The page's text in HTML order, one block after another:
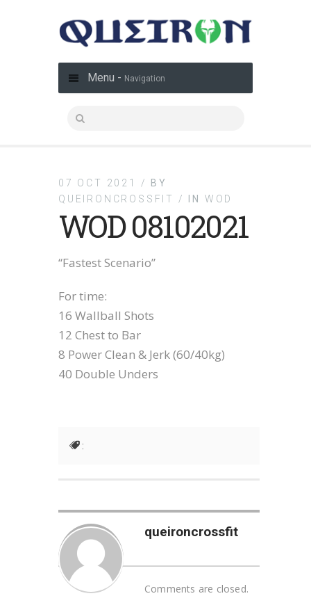
Menu - Navigation
07 OCT 2021 /
BY
QUEIRONCROSSFIT /
IN WOD
WOD 08102021
“Fastest Scenario”
For time:
16 Wallball Shots
12 Chest to Bar
8 Power Clean & Jerk (60/40kg)
40 Double Unders
:
queironcrossfit
Comments are closed.